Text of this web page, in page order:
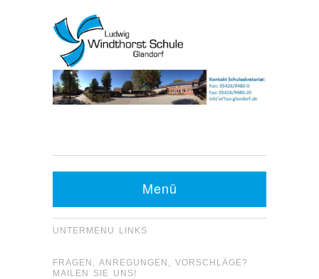
Fax: 05426 9480-20
Menü
UNTERMENU LINKS
FRAGEN, ANREGUNGEN, VORSCHLÄGE?
MAILEN SIE UNS!